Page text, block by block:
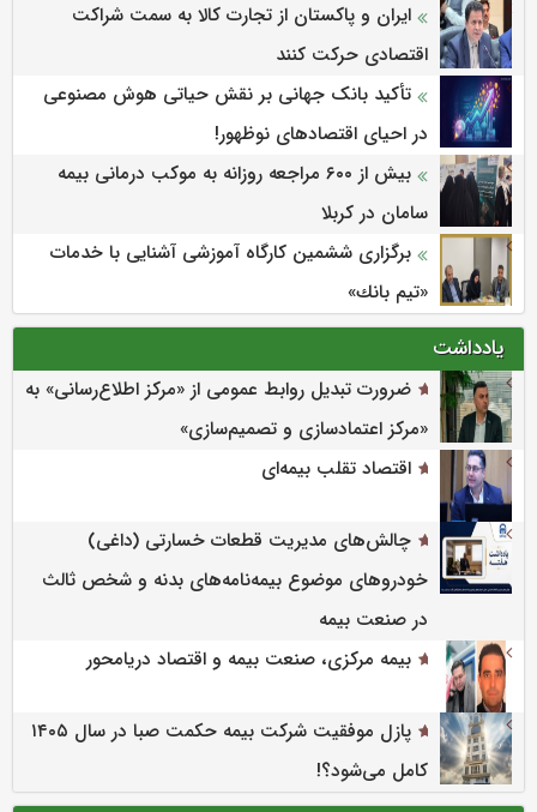
ایران و پاکستان از تجارت کالا به سمت شراکت
اقتصادی حرکت کنند
تأکید بانک جهانی بر نقش حیاتی هوش مصنوعی
در احیای اقتصادهای نوظهور!
بیش از ۶۰۰ مراجعه روزانه به موکب درمانی بیمه
سامان در کربلا
برگزاری ششمین كارگاه آموزشی آشنایی با خدمات
«تیم بانك»
یادداشت
ضرورت تبدیل روابط عمومی از «مرکز اطلاع‌رسانی» به
«مرکز اعتمادسازی و تصمیم‌سازی»
اقتصاد تقلب بیمه‌ای
چالش‌های مدیریت قطعات خسارتی (داغی)
خودروهای موضوع بیمه‌نامه‌های بدنه و شخص ثالث
در صنعت بیمه
بیمه مرکزی، صنعت بیمه و اقتصاد دریامحور
پازل موفقیت شرکت بیمه حکمت صبا در سال ۱۴۰۵
کامل می‌شود؟!